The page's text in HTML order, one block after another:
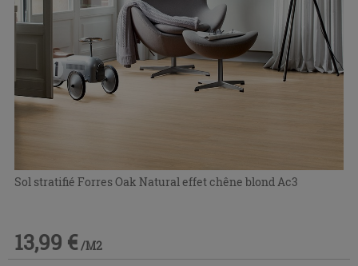
Sol stratifié Forres Oak Natural effet chêne blond Ac3
13,99 € /M2